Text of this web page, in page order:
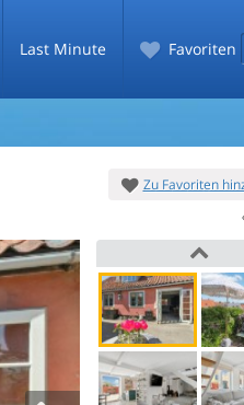
Last Minute Favoriten
Zu Favoriten